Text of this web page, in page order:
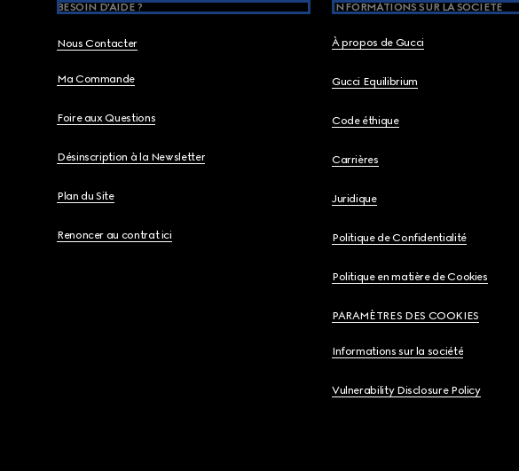
BESOIN D'AIDE ?
Nous Contacter
Ma Commande
Foire aux Questions
Désinscription à la Newsletter
Plan du Site
Renoncer au contrat ici
INFORMATIONS SUR LA SOCIETE
À propos de Gucci
Gucci Equilibrium
Code éthique
Carrières
Juridique
Politique de Confidentialité
Politique en matière de Cookies
PARAMÈTRES DES COOKIES
Informations sur la société
Vulnerability Disclosure Policy